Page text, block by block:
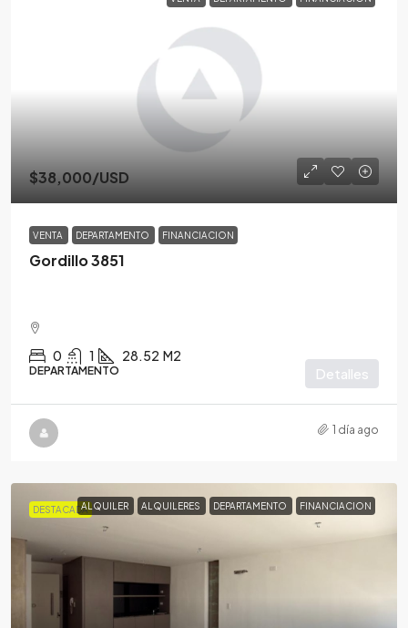
$38,000/USD
VENTA DEPARTAMENTO FINANCIACION
Gordillo 3851
0 1 28.52 M2
DEPARTAMENTO Detalles
1 día ago
DESTACADAALQUILER ALQUILERES DEPARTAMENTO FINANCIACION